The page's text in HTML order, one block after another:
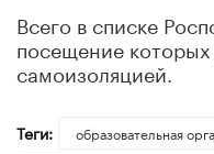
Всего в списке
посещение
самоизоляцией.
Теги:
образовательная